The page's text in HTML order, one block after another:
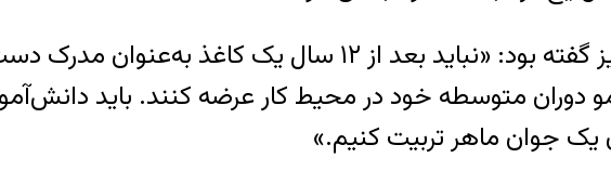
او همچنین درباره مهارت‌آموزی نیز گفته بود: «نباید
دوران متوسطه خود در محیط کار عرضه کنند. باید
یک جوان ماهر تربیت کنیم.»